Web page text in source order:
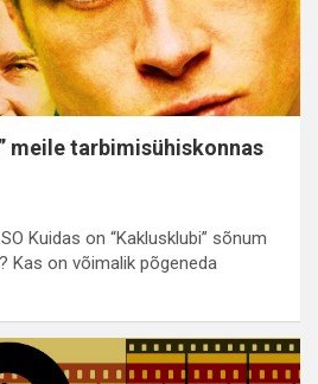
meile tarbimisühiskonnas
Kuidas on “Kaklusklubi” sõnum
Kas on võimalik põgeneda